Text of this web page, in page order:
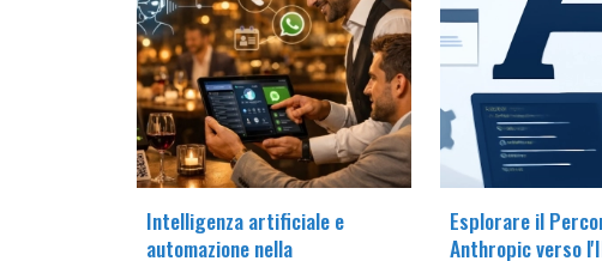
Intelligenza artificiale e
automazione nella
Esplorare il
Anthropic verso